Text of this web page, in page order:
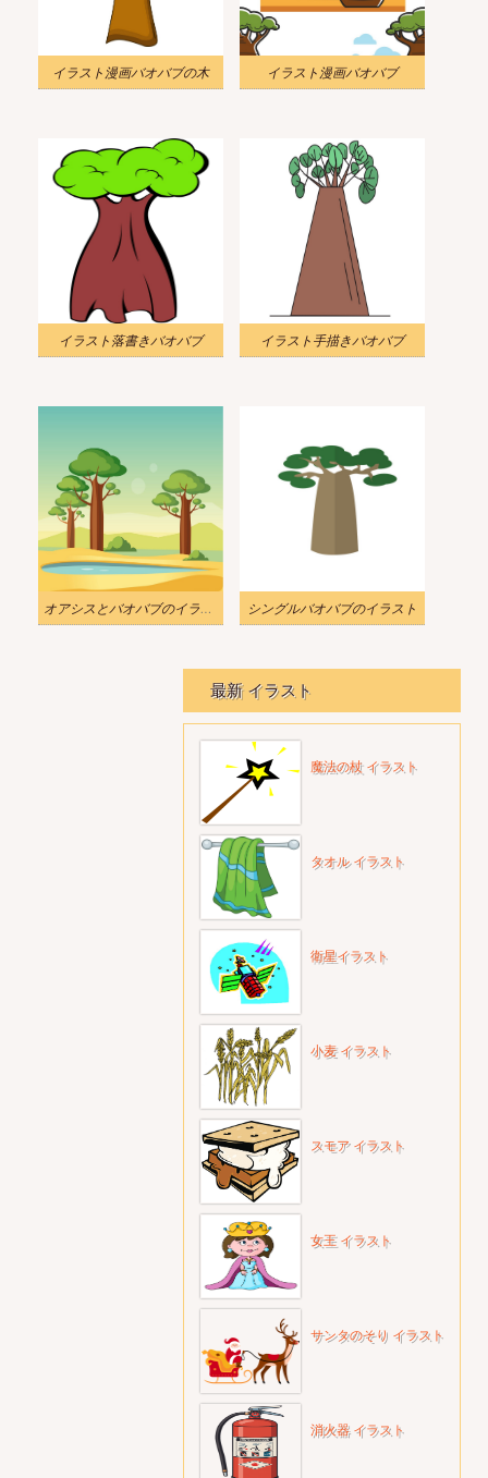
イラスト漫画バオバブの木 イラスト漫画バオバブ
イラスト落書きバオバブ イラスト手描きバオバブ
オアシスとバオバブのイラスト シングルバオバブのイラスト
最新 イラスト
魔法の杖 イラスト
タオル イラスト
衛星イラスト
小麦 イラスト
スモア イラスト
女王 イラスト
サンタのそり イラスト
消火器 イラスト